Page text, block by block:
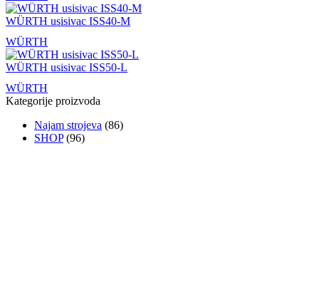
WÜRTH usisivac ISS40-M
WÜRTH
WÜRTH usisivac ISS50-L
WÜRTH
Kategorije proizvoda
Najam strojeva (86)
SHOP (96)